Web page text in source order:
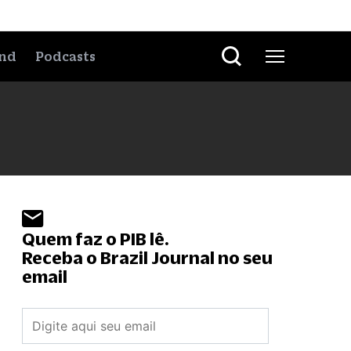
Podcasts
Quem faz o PIB lê.
Receba o Brazil Journal no seu
email